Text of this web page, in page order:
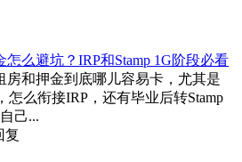
么避坑？IRP和Stamp 1G阶段必看
房和押金到底哪儿容易卡，尤其是
怎么衔接IRP，还有毕业后转Stamp
己...
复